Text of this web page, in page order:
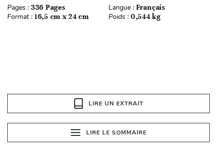
Pages : 336 Pages Langue : Français
Format : 16,5 cm x 24 cm Poids : 0,544 kg
LIRE UN EXTRAIT
LIRE LE SOMMAIRE